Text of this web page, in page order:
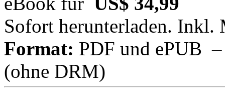
Sofort herunterladen. Inkl.
Format: PDF und ePUB
(ohne DRM)